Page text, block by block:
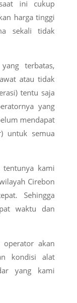
ini cukup
harga tinggi
sekali tidak
terbatas,
atau tidak
tentu saja
yang
mendapat
untuk semua
tentunya kami
Cirebon
Sehingga
waktu dan
akan
kondisi alat
yang kami